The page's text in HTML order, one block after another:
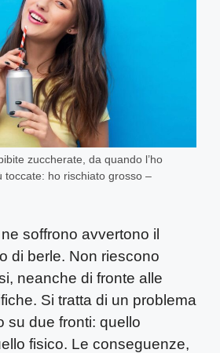
zuccherate, da quando l’ho
toccate: ho rischiato grosso –
soffrono avvertono il
di berle. Non riescono
neanche di fronte alle
Si tratta di un problema
su due fronti: quello
fisico. Le conseguenze,